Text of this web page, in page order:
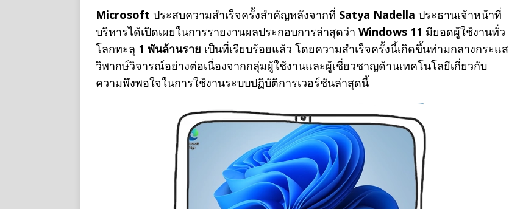
Microsoft ประสบความสำเร็จครั้งสำคัญหลังจากที่ Satya Nadella ประธานเจ้าหน้าที่
บริหารได้เปิดเผยในการรายงานผลประกอบการล่าสุดว่า Windows 11 มียอดผู้ใช้งานทั่ว
โลกทะลุ 1 พันล้านราย เป็นที่เรียบร้อยแล้ว โดยความสำเร็จครั้งนี้เกิดขึ้นท่ามกลางกระแส
วิพากษ์วิจารณ์อย่างต่อเนื่องจากกลุ่มผู้ใช้งานและผู้เชี่ยวชาญด้านเทคโนโลยีเกี่ยวกับ
ความพึงพอใจในการใช้งานระบบปฏิบัติการเวอร์ชันล่าสุดนี้